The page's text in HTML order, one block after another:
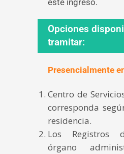
este ingreso.
Opciones
tramitar:
Presencialmente
Centro de
corresponda
residencia.
Los Registros
órgano